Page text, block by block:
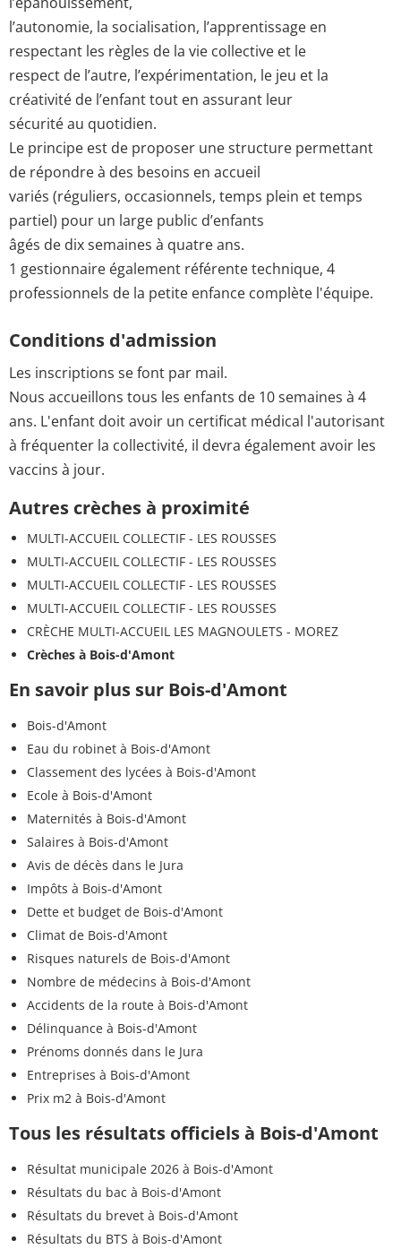
l’autonomie, la socialisation, l’apprentissage en
respectant les règles de la vie collective et le
respect de l’autre, l’expérimentation, le jeu et la
créativité de l’enfant tout en assurant leur
sécurité au quotidien.
Le principe est de proposer une structure permettant
de répondre à des besoins en accueil
variés (réguliers, occasionnels, temps plein et temps
partiel) pour un large public d’enfants
âgés de dix semaines à quatre ans.
1 gestionnaire également référente technique, 4
professionnels de la petite enfance complète l'équipe.
Conditions d'admission
Les inscriptions se font par mail.
Nous accueillons tous les enfants de 10 semaines à 4
ans. L'enfant doit avoir un certificat médical l'autorisant
à fréquenter la collectivité, il devra également avoir les
vaccins à jour.
Autres crèches à proximité
MULTI-ACCUEIL COLLECTIF - LES ROUSSES
MULTI-ACCUEIL COLLECTIF - LES ROUSSES
MULTI-ACCUEIL COLLECTIF - LES ROUSSES
MULTI-ACCUEIL COLLECTIF - LES ROUSSES
CRÈCHE MULTI-ACCUEIL LES MAGNOULETS - MOREZ
Crèches à Bois-d'Amont
En savoir plus sur Bois-d'Amont
Bois-d'Amont
Eau du robinet à Bois-d'Amont
Classement des lycées à Bois-d'Amont
Ecole à Bois-d'Amont
Maternités à Bois-d'Amont
Salaires à Bois-d'Amont
Avis de décès dans le Jura
Impôts à Bois-d'Amont
Dette et budget de Bois-d'Amont
Climat de Bois-d'Amont
Risques naturels de Bois-d'Amont
Nombre de médecins à Bois-d'Amont
Accidents de la route à Bois-d'Amont
Délinquance à Bois-d'Amont
Prénoms donnés dans le Jura
Entreprises à Bois-d'Amont
Prix m2 à Bois-d'Amont
Tous les résultats officiels à Bois-d'Amont
Résultat municipale 2026 à Bois-d'Amont
Résultats du bac à Bois-d'Amont
Résultats du brevet à Bois-d'Amont
Résultats du BTS à Bois-d'Amont